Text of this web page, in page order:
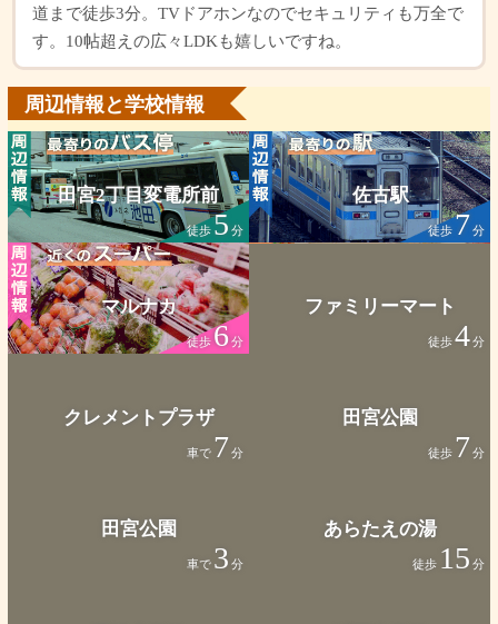
道まで徒歩3分。TVドアホンなのでセキュリティも万全で
す。10帖超えの広々LDKも嬉しいですね。
周辺情報と学校情報
田宮2丁目変電所前
徒歩5 分
佐古駅
徒歩7分
マルナカ
徒歩6分
ファミリーマート
徒歩4分
クレメントプラザ
車で 7分
田宮公園
徒歩 7分
田宮公園
車で 3 分
あらたえの湯
徒歩 15 分